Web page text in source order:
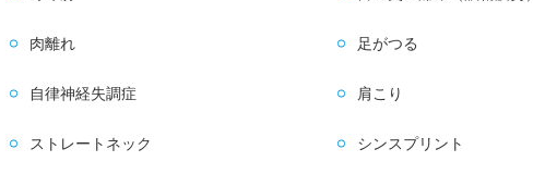
肉離れ 足がつる
自律神経失調症 肩こり
ストレートネック シンスプリント